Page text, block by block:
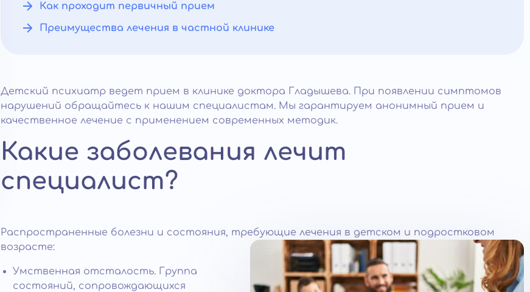
Как проходит первичный прием
Преимущества лечения в частной клинике
Детский психиатр ведет прием в клинике доктора Гладышева. При появлении симптомов
нарушений обращайтесь к нашим специалистам. Мы гарантируем анонимный прием и
качественное лечение с применением современных методик.
Какие заболевания лечит
специалист?
Распространенные болезни и состояния, требующие лечения в детском и подростковом
возрасте:
Умственная отсталость. Группа
состояний, сопровождающихся